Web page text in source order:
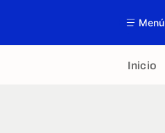
Menú
Inicio